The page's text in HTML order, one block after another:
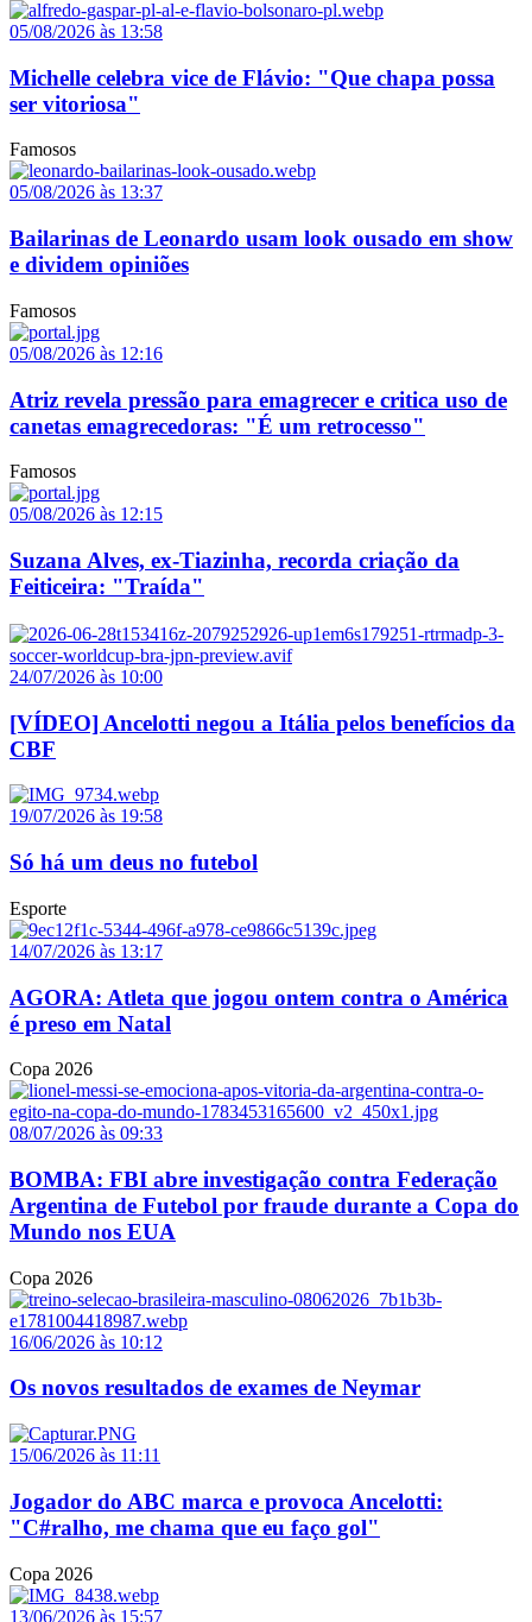
05/08/2026 às 13:58
Michelle celebra vice de Flávio: "Que chapa possa
ser vitoriosa"
Famosos
05/08/2026 às 13:37
Bailarinas de Leonardo usam look ousado em show
e dividem opiniões
Famosos
05/08/2026 às 12:16
Atriz revela pressão para emagrecer e critica uso de
canetas emagrecedoras: "É um retrocesso"
Famosos
05/08/2026 às 12:15
Suzana Alves, ex-Tiazinha, recorda criação da
Feiticeira: "Traída"
24/07/2026 às 10:00
[VÍDEO] Ancelotti negou a Itália pelos benefícios da
CBF
19/07/2026 às 19:58
Só há um deus no futebol
Esporte
14/07/2026 às 13:17
AGORA: Atleta que jogou ontem contra o América
é preso em Natal
Copa 2026
08/07/2026 às 09:33
BOMBA: FBI abre investigação contra Federação
Argentina de Futebol por fraude durante a Copa do
Mundo nos EUA
Copa 2026
16/06/2026 às 10:12
Os novos resultados de exames de Neymar
15/06/2026 às 11:11
Jogador do ABC marca e provoca Ancelotti:
"C#ralho, me chama que eu faço gol"
Copa 2026
13/06/2026 às 15:57